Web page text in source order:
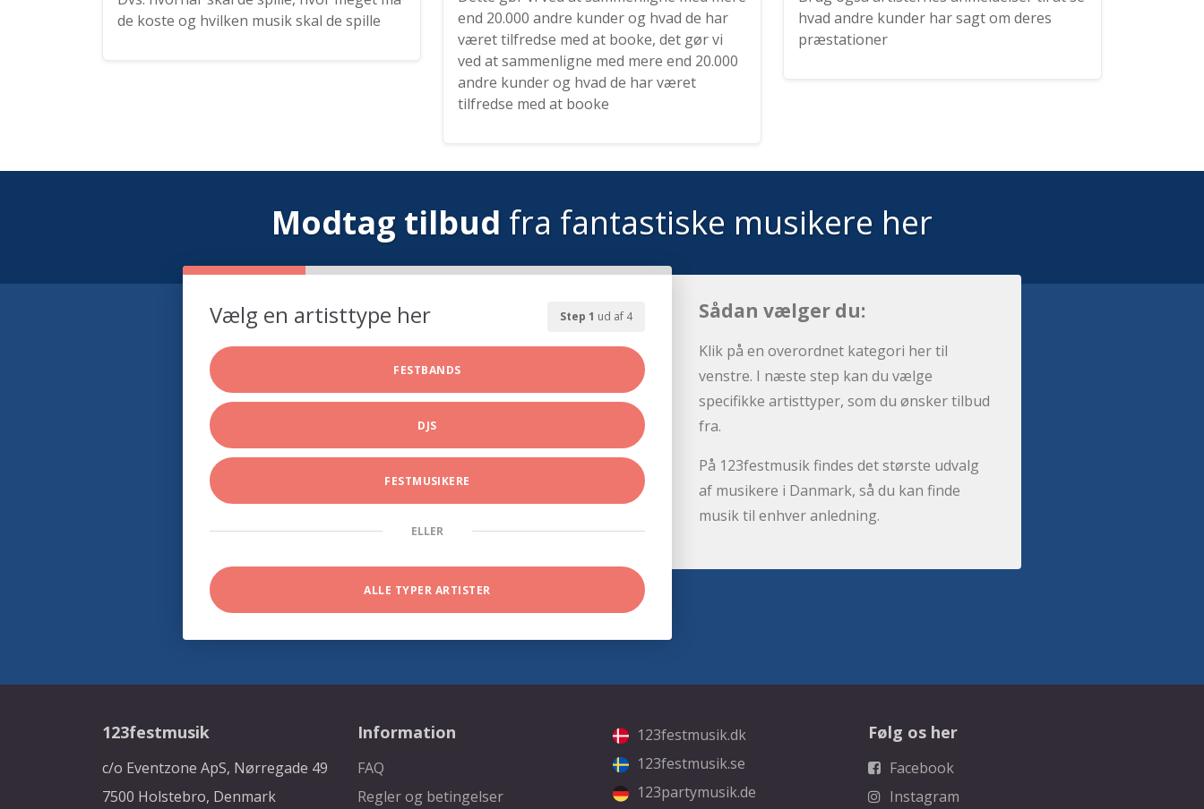
de koste og hvilken musik skal de spille
end 20.000 andre kunder og hvad de har
været tilfredse med at booke, det gør vi
ved at sammenligne med mere end 20.000
andre kunder og hvad de har været
tilfredse med at booke
hvad andre kunder har sagt om deres
præstationer
Modtag tilbud fra fantastiske musikere her
Step 1 ud af 4
Vælg en artisttype her
FESTBANDS
DJS
FESTMUSIKERE
ELLER
ALLE TYPER ARTISTER
Sådan vælger du:
Klik på en overordnet kategori her til
venstre. I næste step kan du vælge
specifikke artisttyper, som du ønsker tilbud
fra.
På 123festmusik findes det største udvalg
af musikere i Danmark, så du kan finde
musik til enhver anledning.
123festmusik
c/o Eventzone ApS, Nørregade 49
7500 Holstebro, Denmark
Information
FAQ
Regler og betingelser
123festmusik.dk
123festmusik.se
123partymusik.de
Følg os her
Facebook
Instagram